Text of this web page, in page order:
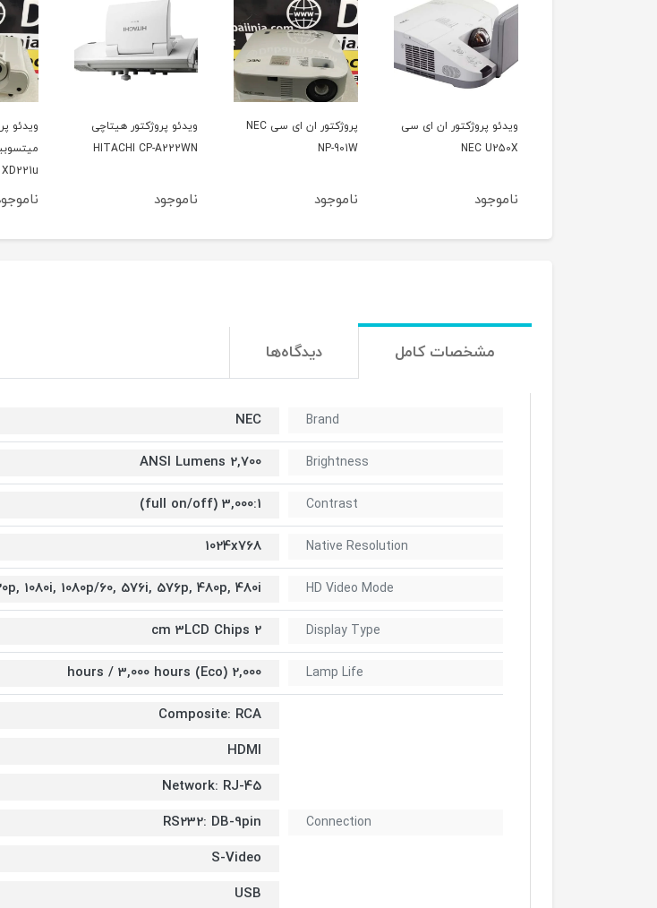
پروژکتور ان ای سی NEC
NP-901W
ناموجود
ویدئو پروژکتور هیتاچی
HITACHI CP-A222WN
ناموجود
ویدئو پروژکتور
میتسوبیشی Mitsubishi
ناموجود
ویدیو
Powerlite
مشخصات کامل دیدگاه‌ها
Brand
NEC
Brightness
2,700 ANSI Lumens
Contrast
3,000:1 (full on/off)
Native Resolution
1024x768
HD Video Mode
1080i, 1080p/60, 576i, 576p, 480p, 480i
Display Type
2 cm 3LCD Chips
Lamp Life
2,000 hours / 3,000 hours (Eco)
Connection
Composite: RCA
HDMI
Network: RJ-45
RS232: DB-9pin
S-Video
USB